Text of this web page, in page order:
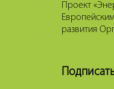
Проект
развития